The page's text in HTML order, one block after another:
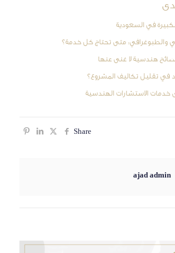
في السعودية
والطبوغرافي: متى تحتاج كل خدمة؟
هندسية لا غنى عنها
تقليل تكاليف المشروع؟
خدمات الاستشارات الهندسية
Share
ajad admin